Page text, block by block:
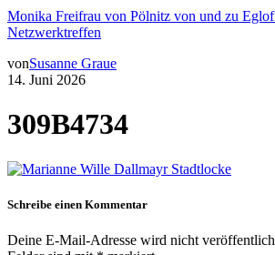
Monika Freifrau von Pölnitz von und zu
Netzwerktreffen
vonSusanne Graue
14. Juni 2026
309B4734
Schreibe einen Kommentar
Deine E-Mail-Adresse wird nicht